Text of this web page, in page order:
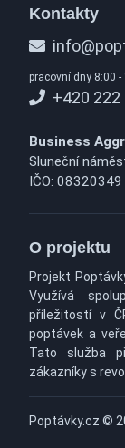
Kontakty
pracovní dny 8:00 -
+420 222
Business
Sluneční
IČO: 08320349
O projektu
Projekt
Využívá
příležitostí v
poptávek a
Tato služba
zákazníky s
Poptávky.cz ©